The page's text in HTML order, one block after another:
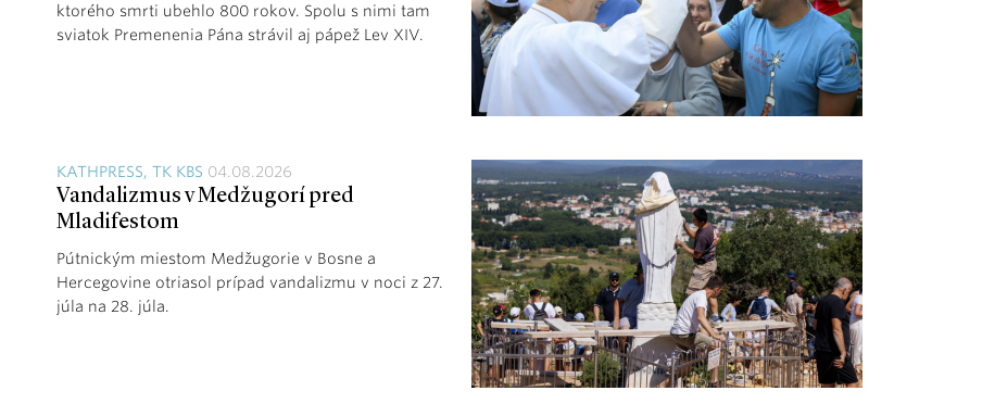
ktorého smrti ubehlo 800 rokov. Spolu s nimi tam
sviatok Premenenia Pána strávil aj pápež Lev XIV.
KATHPRESS, TK KBS 04.08.2026
Vandalizmus v Medžugorí pred
Mladifestom
Pútnickým miestom Medžugorie v Bosne a
Hercegovine otriasol prípad vandalizmu v noci z 27.
júla na 28. júla.